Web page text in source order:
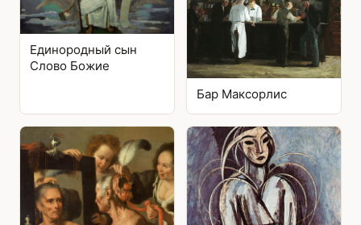
Единородный сын
Слово Божие
Бар Максорлис